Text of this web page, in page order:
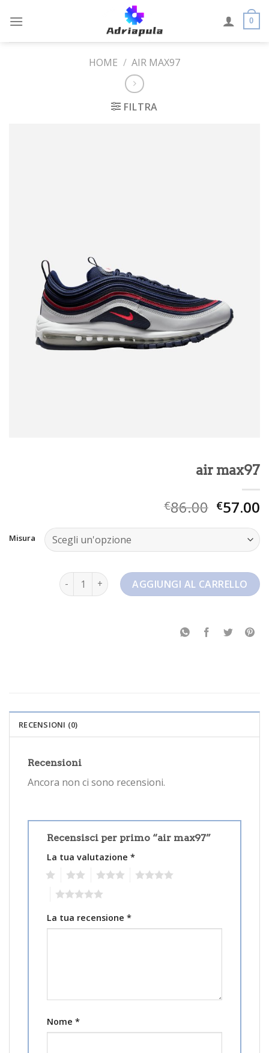
0
HOME / AIR MAX97
FILTRA
air max97
€86.00 €57.00
Misura
air max97 quantitàAGGIUNGI AL CARRELLO
RECENSIONI (0)
Recensioni
Ancora non ci sono recensioni.
Recensisci per primo “air max97”
La tua valutazione *
La tua recensione *
Nome *